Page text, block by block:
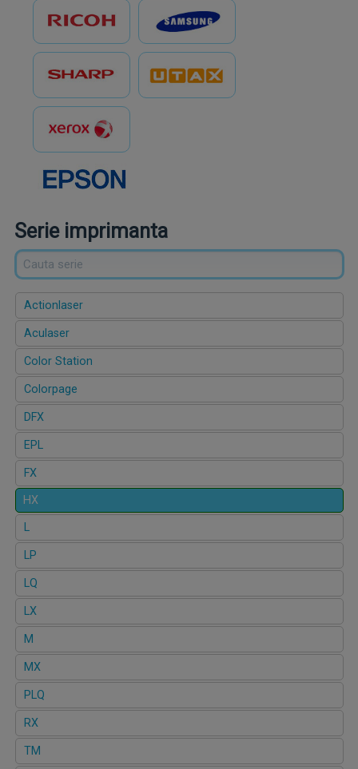
Serie imprimanta
Actionlaser
Aculaser
Color Station
Colorpage
DFX
EPL
FX
HX
L
LP
LQ
LX
M
MX
PLQ
RX
TM